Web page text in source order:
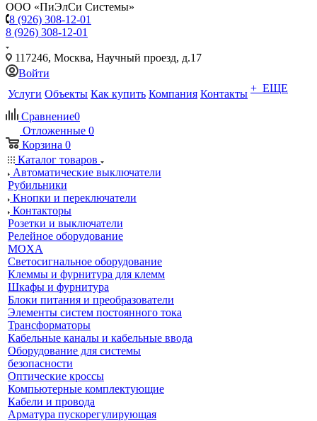
ООО «ПиЭлСи Системы»
8 (926) 308-12-01
8 (926) 308-12-01
117246, Москва, Научный проезд, д.17
Войти
Услуги Объекты Как купить Компания Контакты + ЕЩЕ
Сравнение0
Отложенные 0
Корзина 0
Каталог товаров
Автоматические выключатели
Рубильники
Кнопки и переключатели
Контакторы
Розетки и выключатели
Релейное оборудование
MOXA
Светосигнальное оборудование
Клеммы и фурнитура для клемм
Шкафы и фурнитура
Блоки питания и преобразователи
Элементы систем постоянного тока
Трансформаторы
Кабельные каналы и кабельные ввода
Оборудование для системы
безопасности
Оптические кроссы
Компьютерные комплектующие
Кабели и провода
Арматура пускорегулирующая